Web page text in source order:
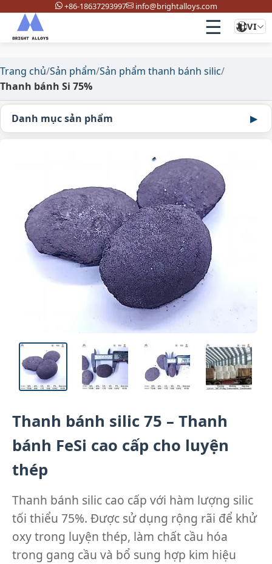
+86-18637293997 info@brightalloys.com
☰ VI
Trang chủ/Sản phẩm/Sản phẩm thanh bánh silic/
Thanh bánh Si 75%
Danh mục sản phẩm
Thanh bánh silic 75 – Thanh
bánh FeSi cao cấp cho luyện
thép
Thanh bánh silic cao cấp với hàm lượng silic
tối thiểu 75%. Được sử dụng rộng rãi để khử
oxy trong luyện thép, làm chất cầu hóa
trong gang cầu và bổ sung hợp kim hiệu